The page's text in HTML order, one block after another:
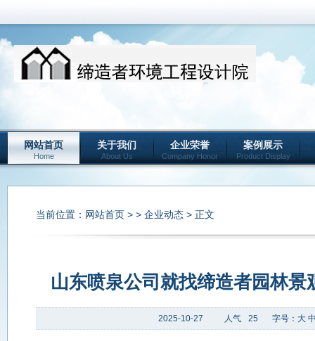
网站首页
Home
关于我们
About Us
企业荣誉
Company Honor
案例展示
Product Display
当前位置： 网站首页 > > 企业动态 > 正文
山东喷泉公司就找缔造者园林景
2025-10-27 人气 25 字号： 大